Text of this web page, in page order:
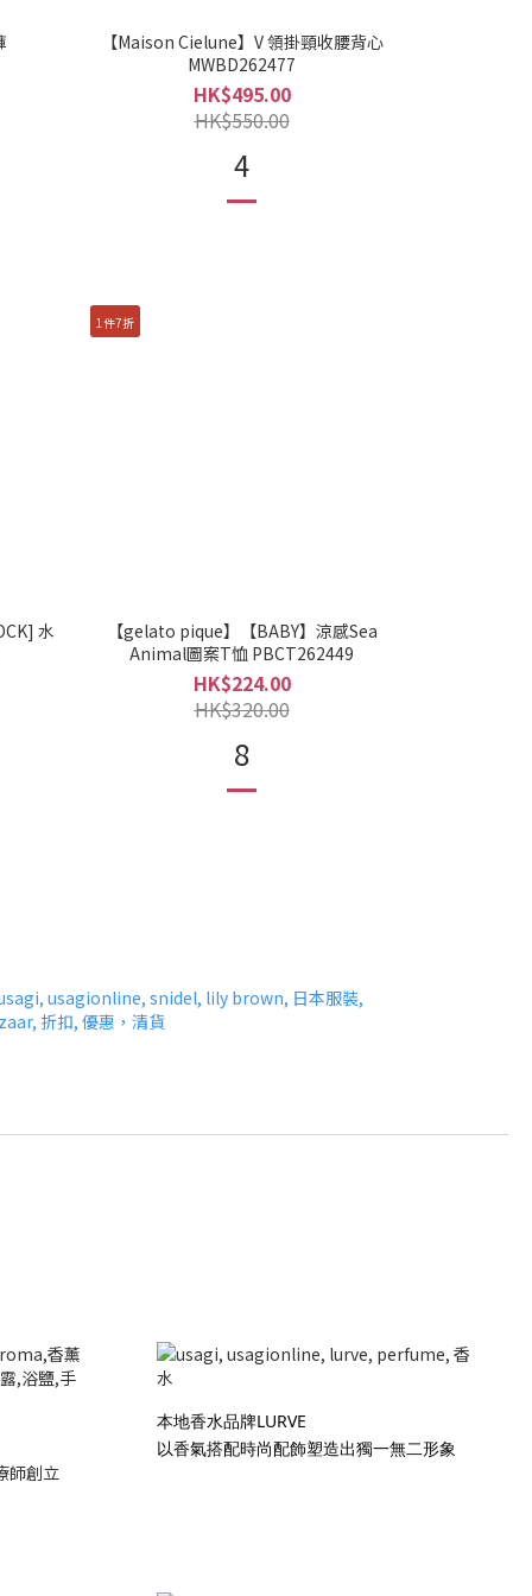
【Maison Cielune】V 領掛頸收腰背心
MWBD262477
HK$495.00
HK$550.00
4
水
1件7折
【gelato pique】【BABY】涼感Sea
Animal圖案T恤 PBCT262449
HK$224.00
HK$320.00
8
師創立
本地香水品牌LURVE
以香氣搭配時尚配飾塑造出獨一無二形象